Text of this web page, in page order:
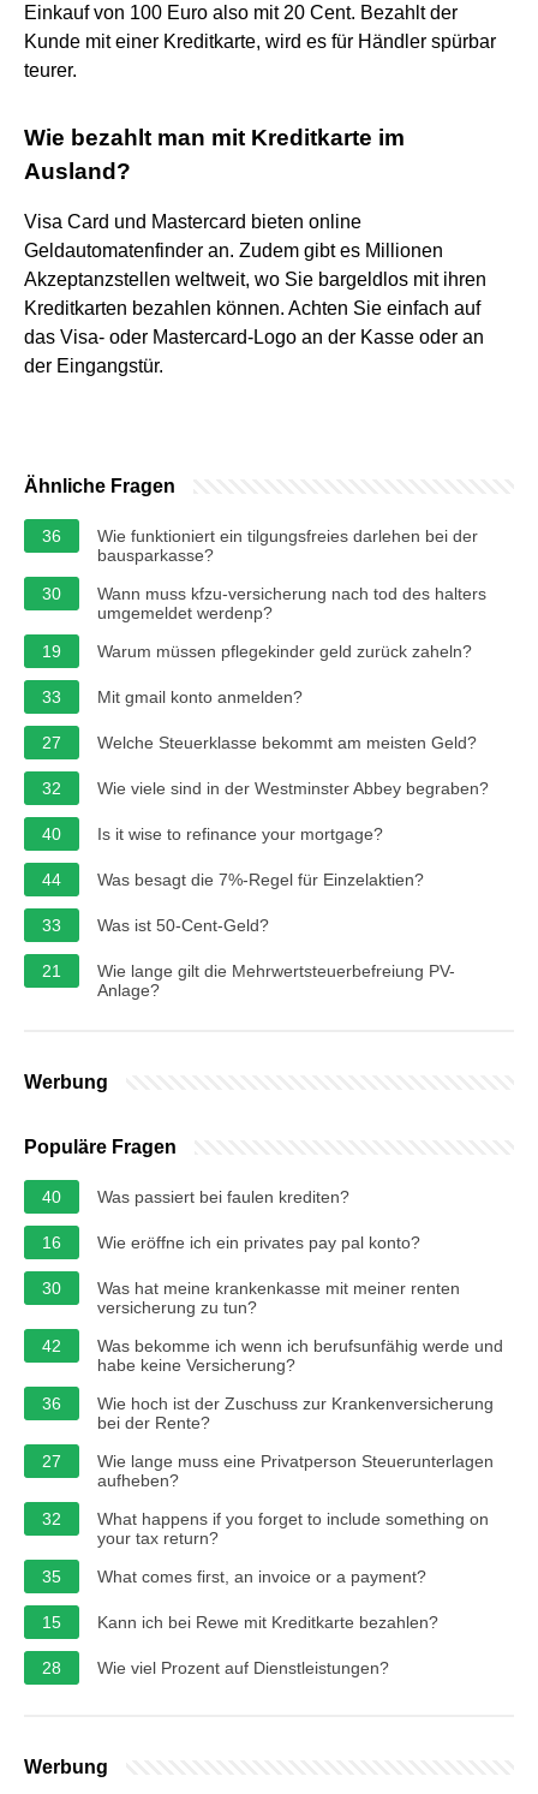
Einkauf von 100 Euro also mit 20 Cent. Bezahlt der
Kunde mit einer Kreditkarte, wird es für Händler spürbar
teurer.
Wie bezahlt man mit Kreditkarte im
Ausland?
Visa Card und Mastercard bieten online
Geldautomatenfinder an. Zudem gibt es Millionen
Akzeptanzstellen weltweit, wo Sie bargeldlos mit ihren
Kreditkarten bezahlen können. Achten Sie einfach auf
das Visa- oder Mastercard-Logo an der Kasse oder an
der Eingangstür.
Ähnliche Fragen
36
Wie funktioniert ein tilgungsfreies darlehen bei der
bausparkasse?
30
Wann muss kfzu-versicherung nach tod des halters
umgemeldet werdenp?
19
Warum müssen pflegekinder geld zurück zaheln?
33 Mit gmail konto anmelden?
27 Welche Steuerklasse bekommt am meisten Geld?
32 Wie viele sind in der Westminster Abbey begraben?
40 Is it wise to refinance your mortgage?
44 Was besagt die 7%-Regel für Einzelaktien?
33 Was ist 50-Cent-Geld?
21
Wie lange gilt die Mehrwertsteuerbefreiung PV-
Anlage?
Werbung
Populäre Fragen
40 Was passiert bei faulen krediten?
16 Wie eröffne ich ein privates pay pal konto?
30
Was hat meine krankenkasse mit meiner renten
versicherung zu tun?
42
Was bekomme ich wenn ich berufsunfähig werde und
habe keine Versicherung?
36
Wie hoch ist der Zuschuss zur Krankenversicherung
bei der Rente?
27
Wie lange muss eine Privatperson Steuerunterlagen
aufheben?
32
What happens if you forget to include something on
your tax return?
35
What comes first, an invoice or a payment?
15 Kann ich bei Rewe mit Kreditkarte bezahlen?
28 Wie viel Prozent auf Dienstleistungen?
Werbung